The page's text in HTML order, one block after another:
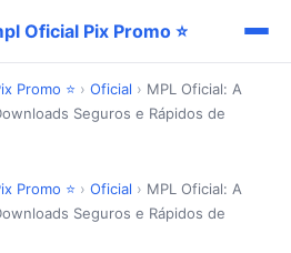
Oficial Pix Promo ⭐
Promo ⭐ › Oficial › MPL Oficial: A
Seguros e Rápidos de
Promo ⭐ › Oficial › MPL Oficial: A
Seguros e Rápidos de